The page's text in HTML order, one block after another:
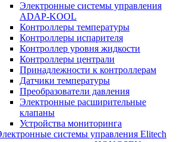
Электронные системы управления
ADAP-KOOL
Контроллеры температуры
Контроллеры испарителя
Контроллер уровня жидкости
Контроллеры централи
Принадлежности к контроллерам
Датчики температуры
Преобразователи давления
Электронные расширительные
клапаны
Устройства мониторинга
системы управления Elitech